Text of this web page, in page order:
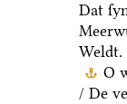
Dat
Weldt.
O
/ De